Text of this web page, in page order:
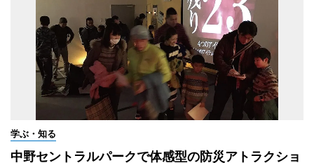
学ぶ・知る
中野セントラルパークで体感型の防災アトラクショ